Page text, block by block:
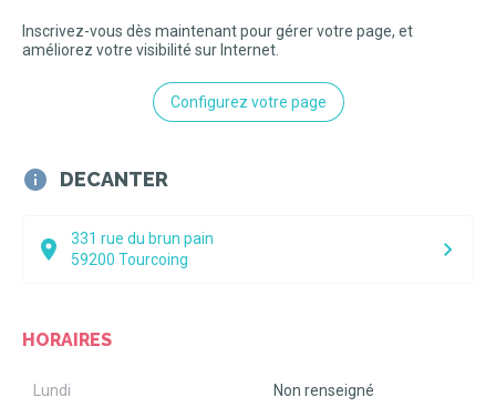
Inscrivez-vous dès maintenant pour gérer votre page, et
améliorez votre visibilité sur Internet.
Configurez votre page
DECANTER
331 rue du brun pain
59200 Tourcoing
HORAIRES
Lundi
Non renseigné